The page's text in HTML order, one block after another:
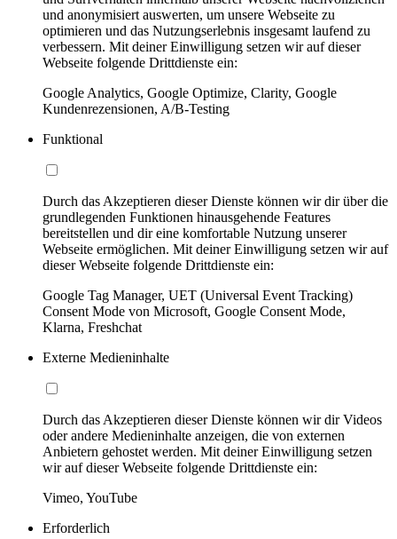
und anonymisiert auswerten, um unsere Webseite zu
optimieren und das Nutzungserlebnis insgesamt laufend zu
verbessern. Mit deiner Einwilligung setzen wir auf dieser
Webseite folgende Drittdienste ein:
Google Analytics, Google Optimize, Clarity, Google
Kundenrezensionen, A/B-Testing
Funktional
Durch das Akzeptieren dieser Dienste können wir dir über die
grundlegenden Funktionen hinausgehende Features
bereitstellen und dir eine komfortable Nutzung unserer
Webseite ermöglichen. Mit deiner Einwilligung setzen wir auf
dieser Webseite folgende Drittdienste ein:
Google Tag Manager, UET (Universal Event Tracking)
Consent Mode von Microsoft, Google Consent Mode,
Klarna, Freshchat
Externe Medieninhalte
Durch das Akzeptieren dieser Dienste können wir dir Videos
oder andere Medieninhalte anzeigen, die von externen
Anbietern gehostet werden. Mit deiner Einwilligung setzen
wir auf dieser Webseite folgende Drittdienste ein:
Vimeo, YouTube
Erforderlich